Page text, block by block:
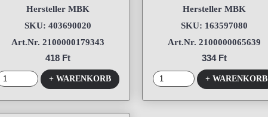
Hersteller MBK
SKU: 403690020
Art.Nr. 2100000179343
418 Ft
+ WARENKORB
Hersteller MBK
SKU: 163597080
Art.Nr. 2100000065639
334 Ft
+ WARENKORB